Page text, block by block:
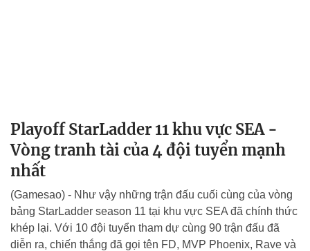
Playoff StarLadder 11 khu vực SEA -
Vòng tranh tài của 4 đội tuyển mạnh
nhất
(Gamesao) - Như vậy những trận đấu cuối cùng của vòng
bảng StarLadder season 11 tại khu vực SEA đã chính thức
khép lại. Với 10 đội tuyển tham dự cùng 90 trận đấu đã
diễn ra, chiến thắng đã gọi tên FD, MVP Phoenix, Rave và